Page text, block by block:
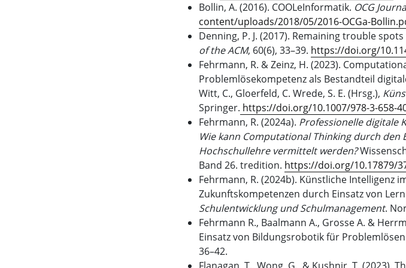
Bollin, A. (2016). COOLeInformatik. OCG
content/uploads/2018/05/2016-OCGa-
Denning, P. J. (2017). Remaining trouble
of the ACM, 60(6), 33–39. https://doi.org/
Fehrmann, R. & Zeinz, H. (2023).
Problemlösekompetenz als Bestandteil
Witt, C., Gloerfeld, C. Wrede, S. E. (Hrsg.),
Springer. https://doi.org/10.1007/978-3-658-
Fehrmann, R. (2024a). Professionelle digitale
Wie kann Computational Thinking durch
Hochschullehre vermittelt werden?
Band 26. tredition. https://doi.org/10.17879/
Fehrmann, R. (2024b). Künstliche Intelligenz
Zukunftskompetenzen durch Einsatz von
Schulentwicklung und Schulmanagement.
Fehrmann R., Baalmann A., Grosse A. &
Einsatz von Bildungsrobotik für
36–42.